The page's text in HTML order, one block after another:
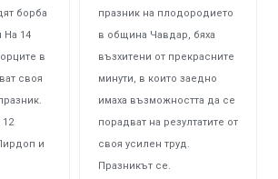
борба
На 14
в
своя
и
празник на плодородието
в община Чавдар, бяха
възхитени от прекрасните
минути, в които заедно
имаха възможността да се
порадват на резултатите от
своя усилен труд.
Празникът се.